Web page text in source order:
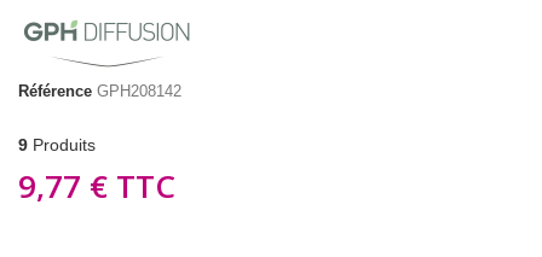
Référence GPH208142
9 Produits
9,77 € TTC